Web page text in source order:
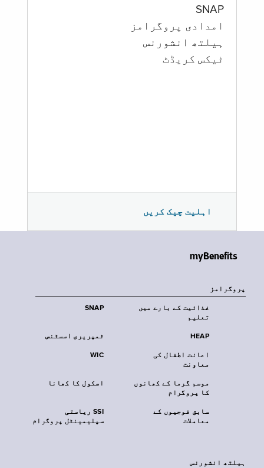
SNAP
امدادی پروگرامز
‏ہیلتھ انشورنس
ٹیکس کریڈٹ
اہلیت چیک کریں
myBenefits
پروگرامز
SNAP
غذائیت کے بارے میں
تعلیم
ٹمپریری اسسٹنس HEAP
WIC
اعانت اطفال کی
معاونت
اسکول کا کھانا
موسم گرما کے کھانوں
کا پروگرام
SSI ریاستی
سپلیمینٹل پروگرام
سابق فوجیوں کے
معاملات
‏ہیلتھ انشورنس